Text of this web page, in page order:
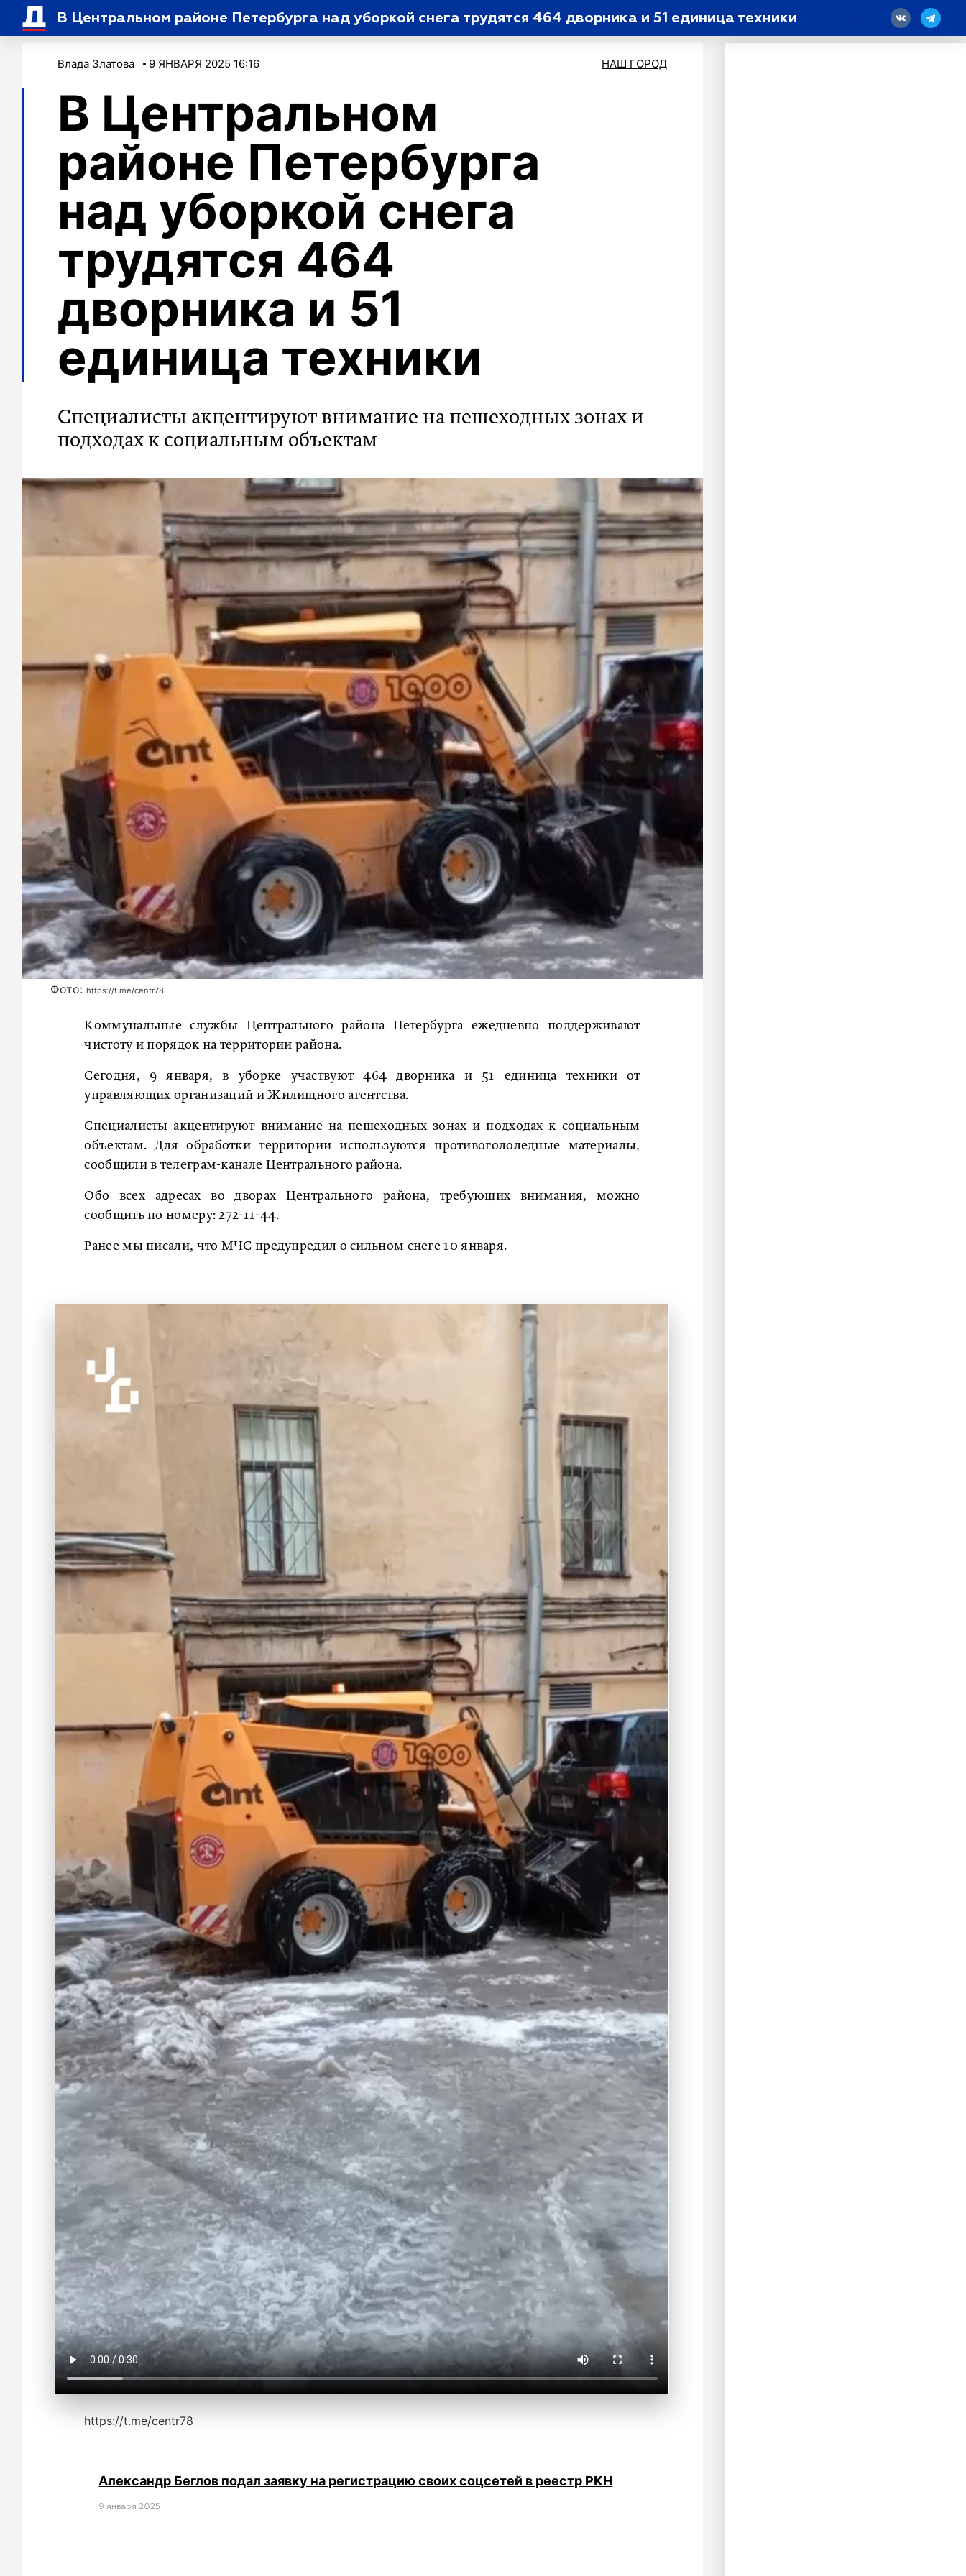
В Центральном районе Петербурга над уборкой снега трудятся 464 дворника и 51 единица техники
Влада Златова 9 ЯНВАРЯ 2025 16:16 НАШ ГОРОД
В Центральном
районе Петербурга
над уборкой снега
трудятся 464
дворника и 51
единица техники
Специалисты акцентируют внимание на пешеходных зонах и
подходах к социальным объектам
Фото: https://t.me/centr78
Коммунальные службы Центрального района Петербурга ежедневно поддерживают
чистоту и порядок на территории района.
Сегодня, 9 января, в уборке участвуют 464 дворника и 51 единица техники от
управляющих организаций и Жилищного агентства.
Специалисты акцентируют внимание на пешеходных зонах и подходах к социальным
объектам. Для обработки территории используются противогололедные материалы,
сообщили в телеграм-канале Центрального района.
Обо всех адресах во дворах Центрального района, требующих внимания, можно
сообщить по номеру: 272-11-44.
Ранее мыписали, что МЧС предупредил о сильном снеге 10 января.
https://t.me/centr78
Александр Беглов подал заявку на регистрацию своих соцсетей в реестр РКН
9 января 2025